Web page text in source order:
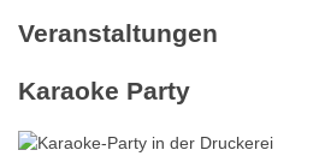
Veranstaltungen
Karaoke Party